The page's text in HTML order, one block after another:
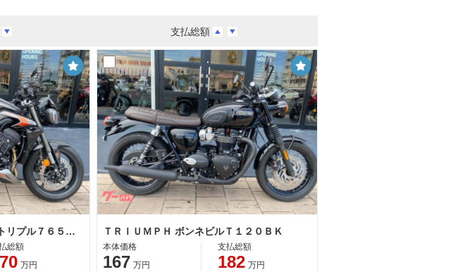
支払総額
ＴＲＩＵＭＰＨ ストリートトリプル７６５ＲＳ
総額
万円
ＴＲＩＵＭＰＨ ボンネビルＴ１２０ＢＫ
本体価格
167 万円
支払総額
182 万円